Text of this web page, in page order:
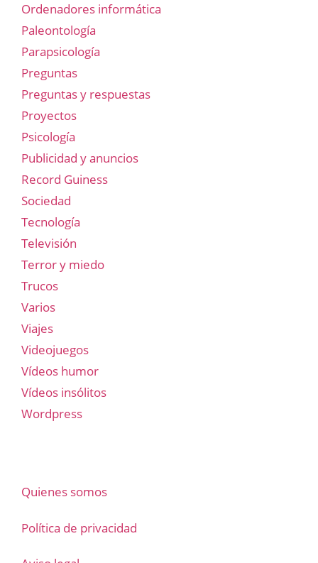
Ordenadores informática
Paleontología
Parapsicología
Preguntas
Preguntas y respuestas
Proyectos
Psicología
Publicidad y anuncios
Record Guiness
Sociedad
Tecnología
Televisión
Terror y miedo
Trucos
Varios
Viajes
Videojuegos
Vídeos humor
Vídeos insólitos
Wordpress
Quienes somos
Política de privacidad